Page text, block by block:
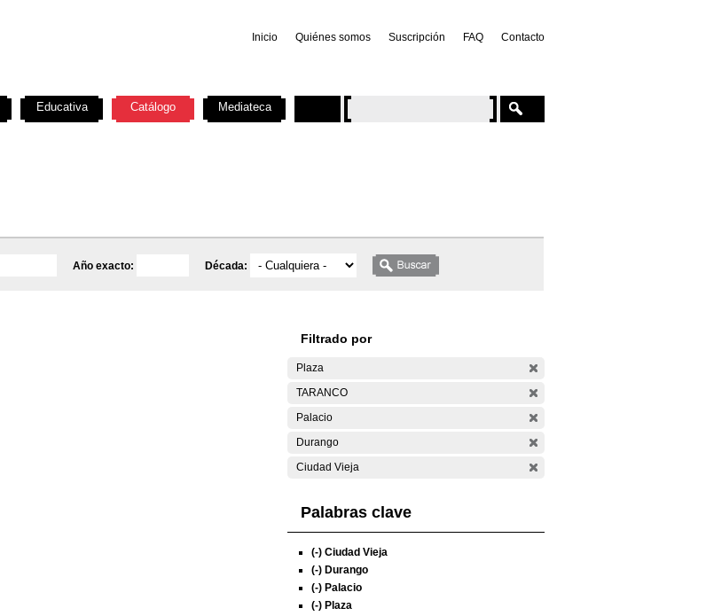
Inicio Quiénes somos Suscripción FAQ Contacto
Año exacto: Década:
Filtrado por
Plaza
TARANCO
Palacio
Durango
Ciudad Vieja
Palabras clave
(-) Ciudad Vieja
(-) Durango
(-) Palacio
(-) Plaza
Educativa Catálogo Mediateca